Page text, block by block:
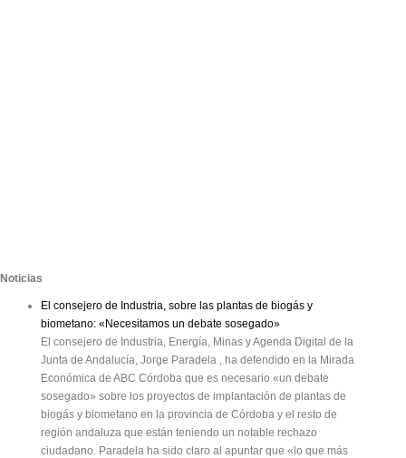
Noticias
El consejero de Industria, sobre las plantas de biogás y
biometano: «Necesitamos un debate sosegado»
El consejero de Industria, Energía, Minas y Agenda Digital de la
Junta de Andalucía, Jorge Paradela , ha defendido en la Mirada
Económica de ABC Córdoba que es necesario «un debate
sosegado» sobre los proyectos de implantación de plantas de
biogás y biometano en la provincia de Córdoba y el resto de
región andaluza que están teniendo un notable rechazo
ciudadano. Paradela ha sido claro al apuntar que «lo que más